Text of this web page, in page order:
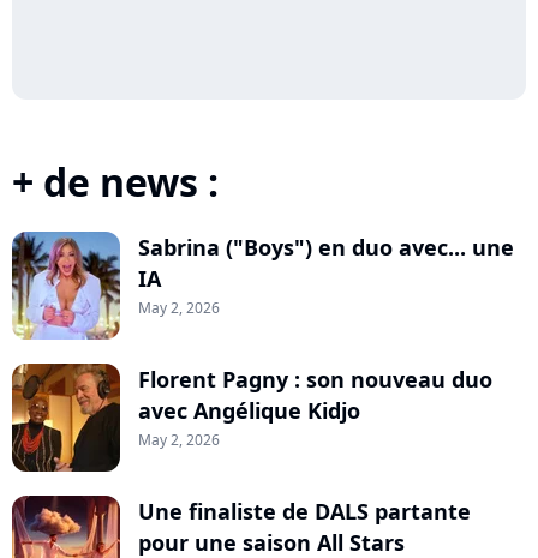
+ de news :
Sabrina ("Boys") en duo avec... une
IA
May 2, 2026
Florent Pagny : son nouveau duo
avec Angélique Kidjo
May 2, 2026
Une finaliste de DALS partante
pour une saison All Stars